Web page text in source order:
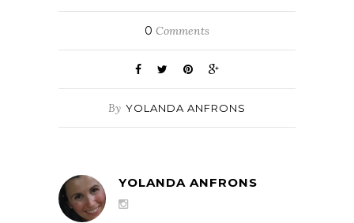
0 Comments
By YOLANDA ANFRONS
YOLANDA ANFRONS